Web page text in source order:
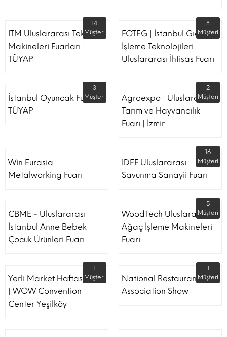
ITM Uluslararası Tekstil
Makineleri Fuarları |
TÜYAP
14
Müşteri
FOTEG | İstanbul Gıda
İşleme Teknolojileri
Uluslararası İhtisas Fuarı
8
Müşteri
İstanbul Oyuncak Fuarı -
TÜYAP
3
Müşteri
Agroexpo | Uluslararası
Tarım ve Hayvancılık
Fuarı | İzmir
2
Müşteri
Win Eurasia
Metalworking Fuarı
IDEF Uluslararası
Savunma Sanayii Fuarı
16
Müşteri
CBME - Uluslararası
İstanbul Anne Bebek
Çocuk Ürünleri Fuarı
WoodTech Uluslararası
Ağaç İşleme Makineleri
Fuarı
5
Müşteri
Yerli Market Haftası Fuarı
| WOW Convention
Center Yeşilköy
1
Müşteri
National Restaurant
Association Show
1
Müşteri